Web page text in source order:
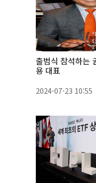
출범식 참석하는
용 대표
2024-07-23 10:55